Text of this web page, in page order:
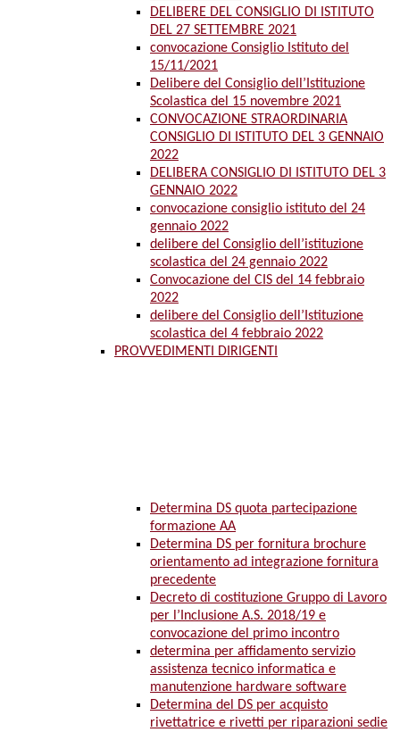
DELIBERE DEL CONSIGLIO DI ISTITUTO
DEL 27 SETTEMBRE 2021
convocazione Consiglio Istituto del
15/11/2021
Delibere del Consiglio dell’Istituzione
Scolastica del 15 novembre 2021
CONVOCAZIONE STRAORDINARIA
CONSIGLIO DI ISTITUTO DEL 3 GENNAIO
2022
DELIBERA CONSIGLIO DI ISTITUTO DEL 3
GENNAIO 2022
convocazione consiglio istituto del 24
gennaio 2022
delibere del Consiglio dell’istituzione
scolastica del 24 gennaio 2022
Convocazione del CIS del 14 febbraio
2022
delibere del Consiglio dell’Istituzione
scolastica del 4 febbraio 2022
PROVVEDIMENTI DIRIGENTI
Determina DS quota partecipazione
formazione AA
Determina DS per fornitura brochure
orientamento ad integrazione fornitura
precedente
Decreto di costituzione Gruppo di Lavoro
per l’Inclusione A.S. 2018/19 e
convocazione del primo incontro
determina per affidamento servizio
assistenza tecnico informatica e
manutenzione hardware software
Determina del DS per acquisto
rivettatrice e rivetti per riparazioni sedie